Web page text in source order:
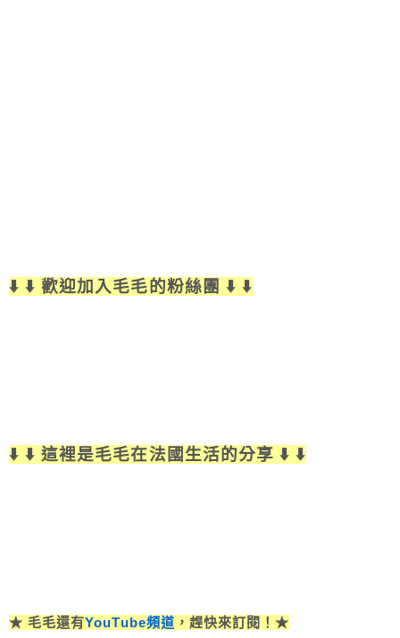
⬇️ ⬇️ 歡迎加入毛毛的粉絲團 ⬇️ ⬇️
⬇️ ⬇️ 這裡是毛毛在法國生活的分享 ⬇️ ⬇️
★ 毛毛還有YouTube頻道 ，趕快來訂閱！★